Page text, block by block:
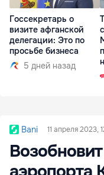
Госсекретарь о
визите афганской
делегации: Это по
просьбе бизнеса
5 дней назад
Bani 11 апреля 2023,